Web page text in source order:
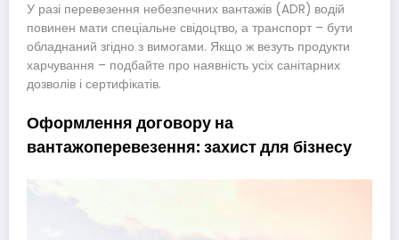
У разі перевезення небезпечних вантажів (ADR) водій
повинен мати спеціальне свідоцтво, а транспорт – бути
обладнаний згідно з вимогами. Якщо ж везуть продукти
харчування – подбайте про наявність усіх санітарних
дозволів і сертифікатів.
Оформлення договору на
вантажоперевезення: захист для бізнесу